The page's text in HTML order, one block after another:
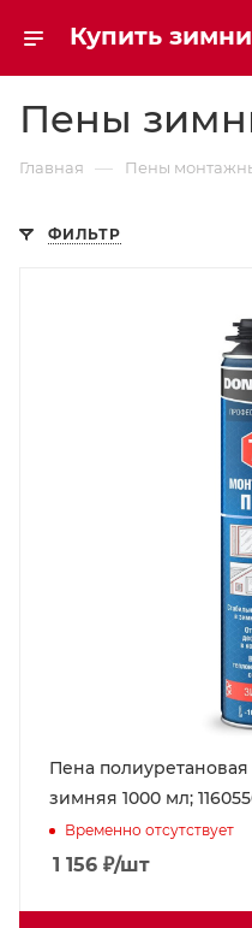
Пены
Главная — Пены
ФИЛЬТР
Пена полиуретановая
зимняя 1000 мл;
Временно отсутствует
1 156 ₽/шт